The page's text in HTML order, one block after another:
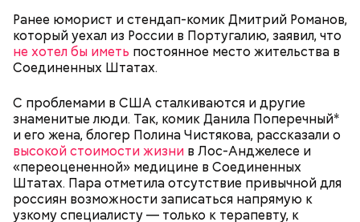
Ранее юморист и стендап-комик Дмитрий Романов,
который уехал из России в Португалию, заявил, что
не хотел бы иметь постоянное место жительства в
Соединенных Штатах.
С проблемами в США сталкиваются и другие
знаменитые люди. Так, комик Данила Поперечный*
и его жена, блогер Полина Чистякова, рассказали о
высокой стоимости жизни в Лос-Анджелесе и
«переоцененной» медицине в Соединенных
Штатах. Пара отметила отсутствие привычной для
россиян возможности записаться напрямую к
узкому специалисту — только к терапевту, к
День попутного ветра